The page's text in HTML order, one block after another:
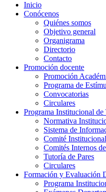
Inicio
Conócenos
Quiénes somos
Objetivo general
Organigrama
Directorio
Contacto
Promoción docente
Promoción
Programa de
Convocatorias
Circulares
Programa Institucional de
Normativa
Sistema de
Comité
Comités Internos
Tutoría de Pares
Circulares
Formación y Evaluación
Programa